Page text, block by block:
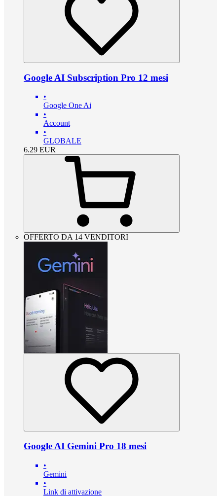
Google AI Subscription Pro 12 mesi
•
Google One Ai
•
Account
•
GLOBALE
6.29 EUR
OFFERTO DA 14 VENDITORI
Google AI Gemini Pro 18 mesi
•
Gemini
•
Link di attivazione